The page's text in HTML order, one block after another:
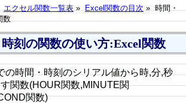
エクセル関数一覧表» Excel関数の目次» 時間・
数
時刻の関数の使い方:Excel関数
の時間・時刻のシリアル値から時,分,秒
関数(HOUR関数,MINUTE関
関数)